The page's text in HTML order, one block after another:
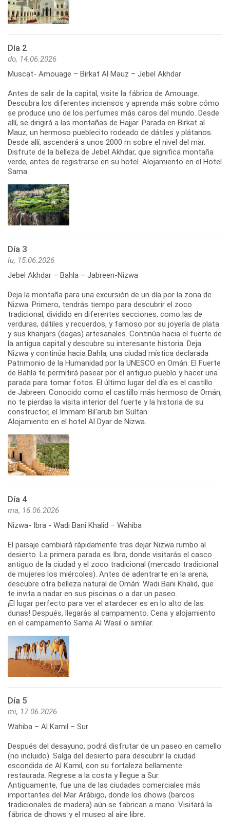
Día 2
do, 14.06.2026
Muscat- Amouage – Birkat Al Mauz – Jebel Akhdar
Antes de salir de la capital, visite la fábrica de Amouage.
Descubra los diferentes inciensos y aprenda más sobre cómo
se produce uno de los perfumes más caros del mundo. Desde
allí, se dirigirá a las montañas de Hajjar. Parada en Birkat al
Mauz, un hermoso pueblecito rodeado de dátiles y plátanos.
Desde allí, ascenderá a unos 2000 m sobre el nivel del mar.
Disfrute de la belleza de Jebel Akhdar, que significa montaña
verde, antes de registrarse en su hotel. Alojamiento en el Hotel
Sama.
Día 3
lu, 15.06.2026
Jebel Akhdar – Bahla – Jabreen-Nizwa
Deja la montaña para una excursión de un día por la zona de
Nizwa. Primero, tendrás tiempo para descubrir el zoco
tradicional, dividido en diferentes secciones, como las de
verduras, dátiles y recuerdos, y famoso por su joyería de plata
y sus khanjars (dagas) artesanales. Continúa hacia el fuerte de
la antigua capital y descubre su interesante historia. Deja
Nizwa y continúa hacia Bahla, una ciudad mística declarada
Patrimonio de la Humanidad por la UNESCO en Omán. El Fuerte
de Bahla te permitirá pasear por el antiguo pueblo y hacer una
parada para tomar fotos. El último lugar del día es el castillo
de Jabreen. Conocido como el castillo más hermoso de Omán,
no te pierdas la visita interior del fuerte y la historia de su
constructor, el Immam Bil'arub bin Sultan.
Alojamiento en el hotel Al Dyar de Nizwa.
Día 4
ma, 16.06.2026
Nizwa- Ibra - Wadi Bani Khalid – Wahiba
El paisaje cambiará rápidamente tras dejar Nizwa rumbo al
desierto. La primera parada es Ibra, donde visitarás el casco
antiguo de la ciudad y el zoco tradicional (mercado tradicional
de mujeres los miércoles). Antes de adentrarte en la arena,
descubre otra belleza natural de Omán: Wadi Bani Khalid, que
te invita a nadar en sus piscinas o a dar un paseo.
¡El lugar perfecto para ver el atardecer es en lo alto de las
dunas! Después, llegarás al campamento. Cena y alojamiento
en el campamento Sama Al Wasil o similar.
Día 5
mi, 17.06.2026
Wahiba – Al Kamil – Sur
Después del desayuno, podrá disfrutar de un paseo en camello
(no incluido). Salga del desierto para descubrir la ciudad
escondida de Al Kamil, con su fortaleza bellamente
restaurada. Regrese a la costa y llegue a Sur.
Antiguamente, fue una de las ciudades comerciales más
importantes del Mar Arábigo, donde los dhows (barcos
tradicionales de madera) aún se fabrican a mano. Visitará la
fábrica de dhows y el museo al aire libre.